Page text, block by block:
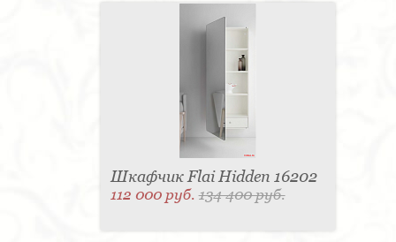
Шкафчик Flai Hidden 16202
112 000 руб.134 400 руб.